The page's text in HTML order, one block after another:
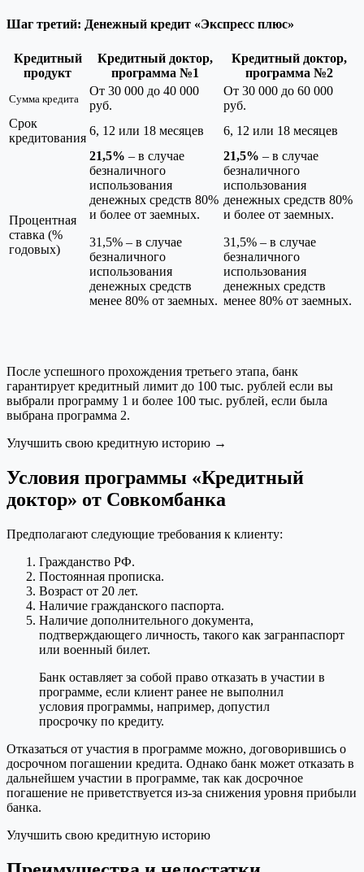
Шаг третий: Денежный кредит «Экспресс плюс»
Кредитный
продукт
Кредитный доктор,
программа №1
Кредитный доктор,
программа №2
Сумма кредита
От 30 000 до 40 000
руб.
От 30 000 до 60 000
руб.
Срок
кредитования
6, 12 или 18 месяцев 6, 12 или 18 месяцев
Процентная
ставка (%
годовых)
21,5% – в случае
безналичного
использования
денежных средств 80%
и более от заемных.
31,5% – в случае
безналичного
использования
денежных средств
менее 80% от заемных.
21,5% – в случае
безналичного
использования
денежных средств 80%
и более от заемных.
31,5% – в случае
безналичного
использования
денежных средств
менее 80% от заемных.
После успешного прохождения третьего этапа, банк
гарантирует кредитный лимит до 100 тыс. рублей если вы
выбрали программу 1 и более 100 тыс. рублей, если была
выбрана программа 2.
Улучшить свою кредитную историю →
Условия программы «Кредитный
доктор» от Совкомбанка
Предполагают следующие требования к клиенту:
Гражданство РФ.
Постоянная прописка.
Возраст от 20 лет.
Наличие гражданского паспорта.
Наличие дополнительного документа,
подтверждающего личность, такого как загранпаспорт
или военный билет.
Банк оставляет за собой право отказать в участии в
программе, если клиент ранее не выполнил
условия программы, например, допустил
просрочку по кредиту.
Отказаться от участия в программе можно, договорившись о
досрочном погашении кредита. Однако банк может отказать в
дальнейшем участии в программе, так как досрочное
погашение не приветствуется из-за снижения уровня прибыли
банка.
Улучшить свою кредитную историю